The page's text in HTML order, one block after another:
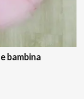
bambina